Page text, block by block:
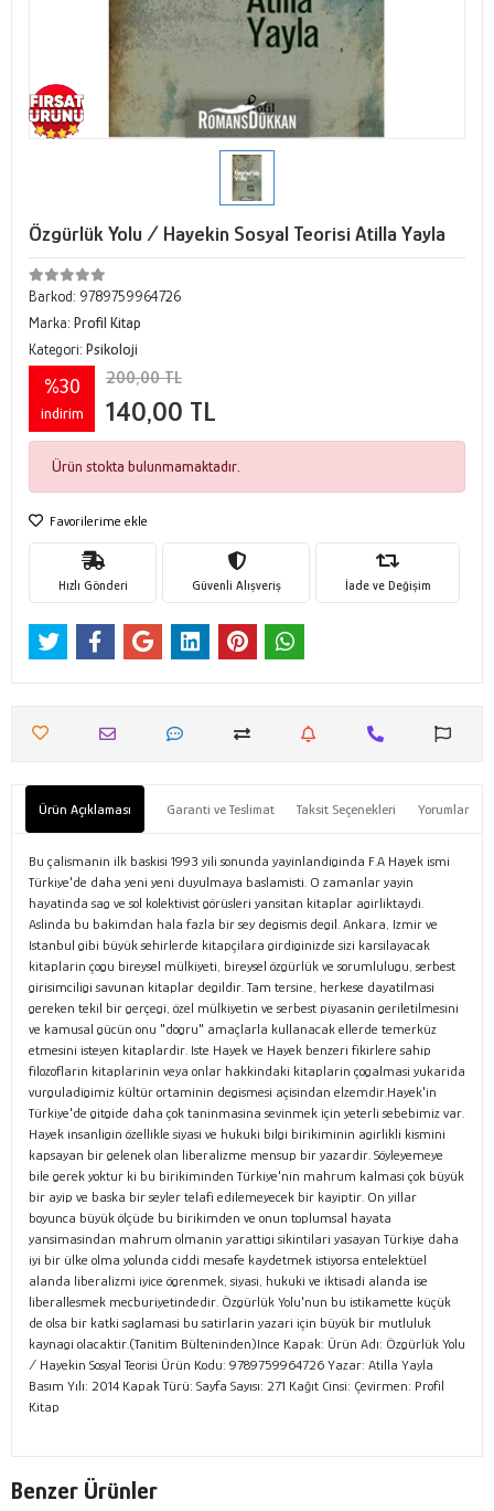
Özgürlük Yolu / Hayekin Sosyal Teorisi Atilla Yayla
Barkod: 9789759964726
Marka: Profil Kitap
Kategori: Psikoloji
%30
indirim
200,00 TL
140,00 TL
Ürün stokta bulunmamaktadır.
Favorilerime ekle
Hızlı Gönderi Güvenli Alışveriş İade ve Değişim
Ürün Açıklaması Garanti ve Teslimat Taksit Seçenekleri Yorumlar
Bu çalismanin ilk baskisi 1993 yili sonunda yayinlandiginda F.A Hayek ismi
Türkiye'de daha yeni yeni duyulmaya baslamisti. O zamanlar yayin
hayatinda sag ve sol kolektivist görüsleri yansitan kitaplar agirliktaydi.
Aslinda bu bakimdan hala fazla bir sey degismis degil. Ankara, Izmir ve
Istanbul gibi büyük sehirlerde kitapçilara girdiginizde sizi karsilayacak
kitaplarin çogu bireysel mülkiyeti, bireysel özgürlük ve sorumlulugu, serbest
girisimciligi savunan kitaplar degildir. Tam tersine, herkese dayatilmasi
gereken tekil bir gerçegi, özel mülkiyetin ve serbest piyasanin geriletilmesini
ve kamusal gücün onu "dogru" amaçlarla kullanacak ellerde temerküz
etmesini isteyen kitaplardir. Iste Hayek ve Hayek benzeri fikirlere sahip
filozoflarin kitaplarinin veya onlar hakkindaki kitaplarin çogalmasi yukarida
vurguladigimiz kültür ortaminin degismesi açisindan elzemdir.Hayek'in
Türkiye'de gitgide daha çok taninmasina sevinmek için yeterli sebebimiz var.
Hayek insanligin özellikle siyasi ve hukuki bilgi birikiminin agirlikli kismini
kapsayan bir gelenek olan liberalizme mensup bir yazardir. Söyleyemeye
bile gerek yoktur ki bu birikiminden Türkiye'nin mahrum kalmasi çok büyük
bir ayip ve baska bir seyler telafi edilemeyecek bir kayiptir. On yillar
boyunca büyük ölçüde bu birikimden ve onun toplumsal hayata
yansimasindan mahrum olmanin yarattigi sikintilari yasayan Türkiye daha
iyi bir ülke olma yolunda ciddi mesafe kaydetmek istiyorsa entelektüel
alanda liberalizmi iyice ögrenmek, siyasi, hukuki ve iktisadi alanda ise
liberallesmek mecburiyetindedir. Özgürlük Yolu'nun bu istikamette küçük
de olsa bir katki saglamasi bu satirlarin yazari için büyük bir mutluluk
kaynagi olacaktir.(Tanitim Bülteninden)Ince Kapak: Ürün Adı: Özgürlük Yolu
/ Hayekin Sosyal Teorisi Ürün Kodu: 9789759964726 Yazar: Atilla Yayla
Basım Yılı: 2014 Kapak Türü: Sayfa Sayısı: 271 Kağıt Cinsi: Çevirmen: Profil
Kitap
Benzer Ürünler